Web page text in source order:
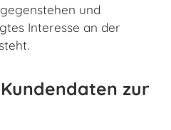
und
Interesse an der
zur